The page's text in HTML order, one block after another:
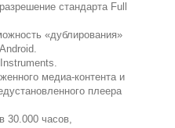
стандарта Full
«дублирования»
медиа-контента и
плеера
30.000 часов,